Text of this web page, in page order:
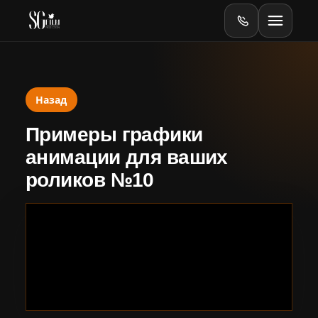
Главная
Оборудование
Online
Назад
Примеры графики
анимации для ваших
роликов №10